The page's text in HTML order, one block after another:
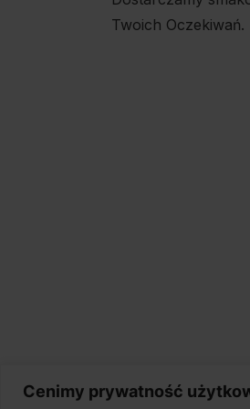
Cenimy prywatność
Twoich Oczekiwań.